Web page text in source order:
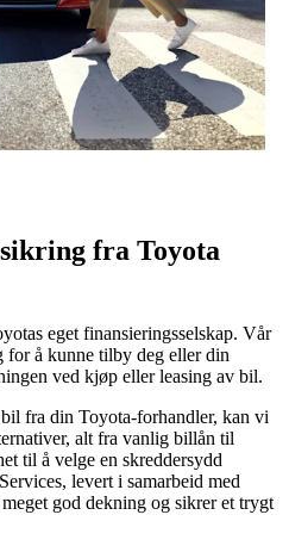
fra Toyota
eget finansieringsselskap. Vår
å kunne tilby deg eller din
ved kjøp eller leasing av bil.
fra din Toyota-forhandler, kan vi
alt fra vanlig billån til
til å velge en skreddersydd
levert i samarbeid med
god dekning og sikrer et trygt